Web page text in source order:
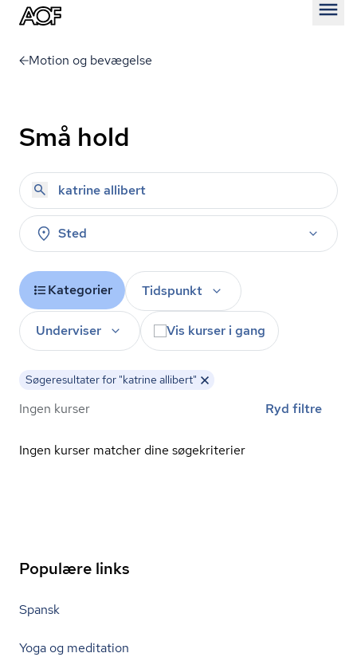
Motion og bevægelse
Små hold
Sted
Kategorier Tidspunkt
Underviser Vis kurser i gang
Søgeresultater for "katrine allibert"
Ingen kurser Ryd filtre
Ingen kurser matcher dine søgekriterier
Populære links
Spansk
Yoga og meditation